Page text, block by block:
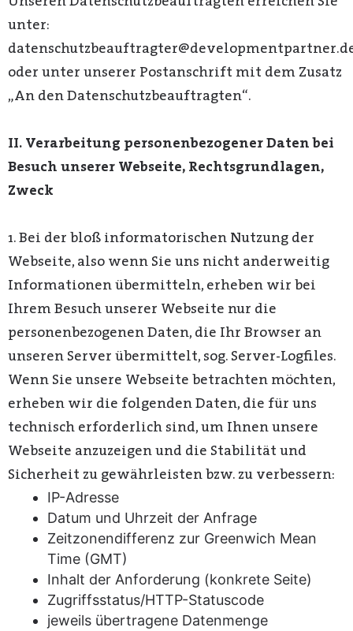
unter:
oder unter unserer Postanschrift mit dem Zusatz
„An den Datenschutzbeauftragten“.
II. Verarbeitung personenbezogener Daten bei
Besuch unserer Webseite, Rechtsgrundlagen,
Zweck
1. Bei der bloß informatorischen Nutzung der
Webseite, also wenn Sie uns nicht anderweitig
Informationen übermitteln, erheben wir bei
Ihrem Besuch unserer Webseite nur die
personenbezogenen Daten, die Ihr Browser an
unseren Server übermittelt, sog. Server-Logfiles.
Wenn Sie unsere Webseite betrachten möchten,
erheben wir die folgenden Daten, die für uns
technisch erforderlich sind, um Ihnen unsere
Webseite anzuzeigen und die Stabilität und
Sicherheit zu gewährleisten bzw. zu verbessern:
IP-Adresse
Datum und Uhrzeit der Anfrage
Zeitzonendifferenz zur Greenwich Mean
Time (GMT)
Inhalt der Anforderung (konkrete Seite)
Zugriffsstatus/HTTP-Statuscode
jeweils übertragene Datenmenge